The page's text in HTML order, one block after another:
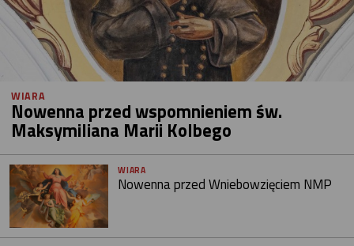
WIARA
Nowenna przed wspomnieniem św.
Maksymiliana Marii Kolbego
WIARA
Nowenna przed Wniebowzięciem NMP